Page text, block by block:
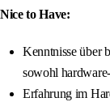
Nice to Have:
Kenntnisse über
sowohl
Erfahrung im